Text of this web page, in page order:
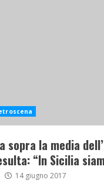
sopra la media
“In Sicilia
14 giugno 2017